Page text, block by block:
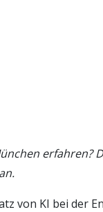
erfahren?
von KI bei der